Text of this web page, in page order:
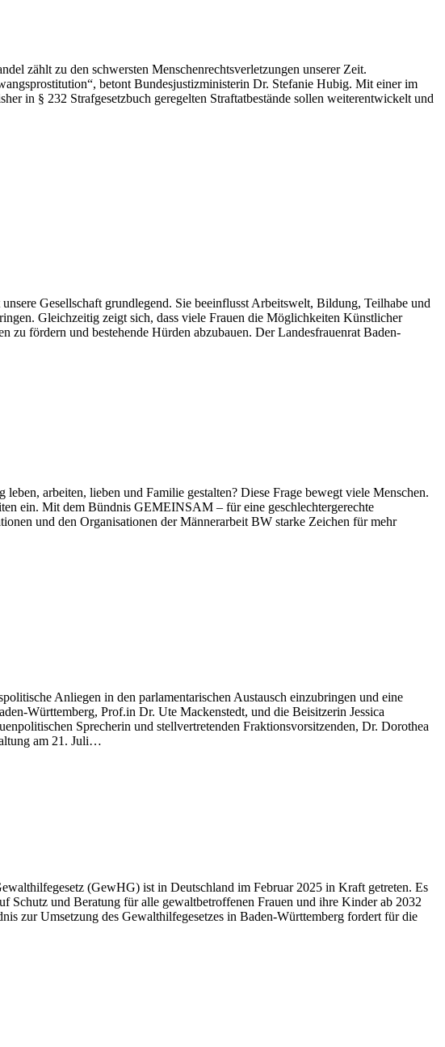
zählt zu den schwersten Menschenrechtsverletzungen unserer Zeit.
betont Bundesjustizministerin Dr. Stefanie Hubig. Mit einer im
in § 232 Strafgesetzbuch geregelten Straftatbestände sollen weiterentwickelt und
Gesellschaft grundlegend. Sie beeinflusst Arbeitswelt, Bildung, Teilhabe und
Gleichzeitig zeigt sich, dass viele Frauen die Möglichkeiten Künstlicher
zu fördern und bestehende Hürden abzubauen. Der Landesfrauenrat Baden-
arbeiten, lieben und Familie gestalten? Diese Frage bewegt viele Menschen.
ein. Mit dem Bündnis GEMEINSAM – für eine geschlechtergerechte
und den Organisationen der Männerarbeit BW starke Zeichen für mehr
Anliegen in den parlamentarischen Austausch einzubringen und eine
Württemberg, Prof.in Dr. Ute Mackenstedt, und die Beisitzerin Jessica
Sprecherin und stellvertretenden Fraktionsvorsitzenden, Dr. Dorothea
am 21. Juli…
(GewHG) ist in Deutschland im Februar 2025 in Kraft getreten. Es
Schutz und Beratung für alle gewaltbetroffenen Frauen und ihre Kinder ab 2032
zur Umsetzung des Gewalthilfegesetzes in Baden-Württemberg fordert für die